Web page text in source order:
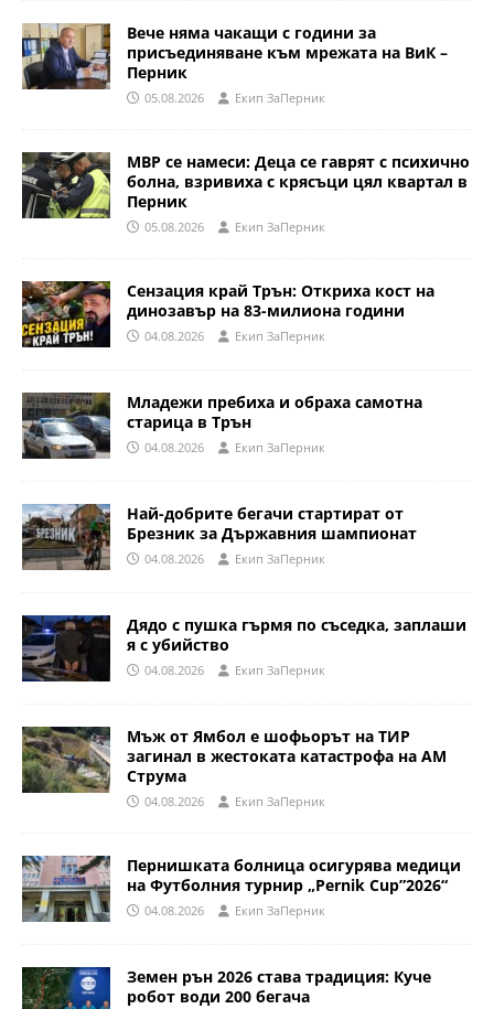
Вече няма чакащи с години за
присъединяване към мрежата на ВиК –
Перник
05.08.2026 Eкип ЗаПерник
МВР се намеси: Деца се гаврят с психично
болна, взривиха с крясъци цял квартал в
Перник
05.08.2026 Eкип ЗаПерник
Сензация край Трън: Откриха кост на
динозавър на 83-милиона години
04.08.2026 Eкип ЗаПерник
Младежи пребиха и обраха самотна
старица в Трън
04.08.2026 Eкип ЗаПерник
Най-добрите бегачи стартират от
Брезник за Държавния шампионат
04.08.2026 Eкип ЗаПерник
Дядо с пушка гърмя по съседка, заплаши
я с убийство
04.08.2026 Eкип ЗаПерник
Мъж от Ямбол е шофьорът на ТИР
загинал в жестоката катастрофа на АМ
Струма
04.08.2026 Eкип ЗаПерник
Пернишката болница осигурява медици
на Футболния турнир „Pernik Cup”2026“
04.08.2026 Eкип ЗаПерник
Земен рън 2026 става традиция: Куче
робот води 200 бегача